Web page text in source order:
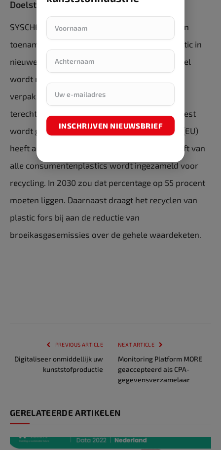
Doelstelling van het project
SYSCHEMIQ moet uiteindelijk bijdragen aan een
toename van recycling en hergebruik van plastic in
nieuwe producten. Dat is ook nodig: momenteel
wordt nog maar 42 procent van de plastic
verpakkingen die bij de Europese consument
terechtkomen ingezameld voor recycling. De rest
wordt gestort of verbrand. De Europese Unie (EU)
heeft als doel gesteld dat over drie jaar de helft van
alle consumentenplastics wordt ingezameld voor
recycling. In 2030 zou dat percentage op 55 procent
moeten liggen. Daarnaast draagt het recyclen van
plastic fors bij aan de reductie van
broeikasgasemissies over de gehele waardeketen.
PREVIOUS ARTICLE
Digitaliseer onmiddellijk uw
kunststofproductie
NEXT ARTICLE
Monitoring Platform MORE
geaccepteerd als CPA-
gegevensverzamelaar
GERELATEERDE ARTIKELEN
INSCHRIJVEN NIEUWSBRIEF